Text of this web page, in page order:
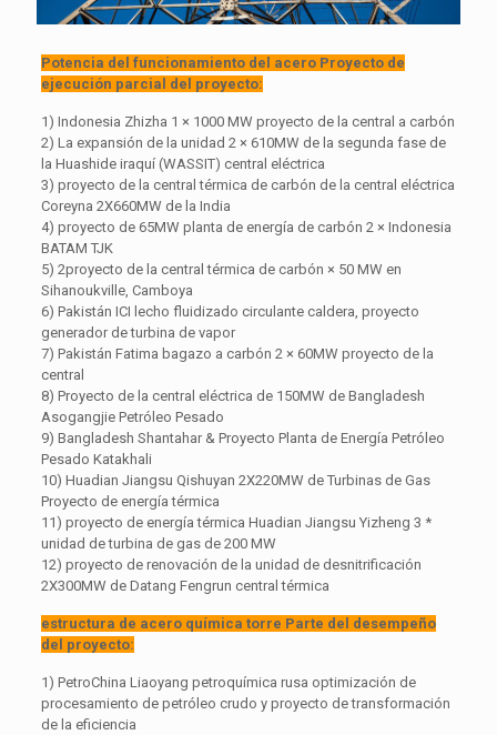
Potencia del funcionamiento del acero Proyecto de
ejecución parcial del proyecto:
1) Indonesia Zhizha 1 × 1000 MW proyecto de la central a carbón
2) La expansión de la unidad 2 × 610MW de la segunda fase de
la Huashide iraquí (WASSIT) central eléctrica
3) proyecto de la central térmica de carbón de la central eléctrica
Coreyna 2X660MW de la India
4) proyecto de 65MW planta de energía de carbón 2 × Indonesia
BATAM TJK
5) 2proyecto de la central térmica de carbón × 50 MW en
Sihanoukville, Camboya
6) Pakistán ICI lecho fluidizado circulante caldera, proyecto
generador de turbina de vapor
7) Pakistán Fatima bagazo a carbón 2 × 60MW proyecto de la
central
8) Proyecto de la central eléctrica de 150MW de Bangladesh
Asogangjie Petróleo Pesado
9) Bangladesh Shantahar & Proyecto Planta de Energía Petróleo
Pesado Katakhali
10) Huadian Jiangsu Qishuyan 2X220MW de Turbinas de Gas
Proyecto de energía térmica
11) proyecto de energía térmica Huadian Jiangsu Yizheng 3 *
unidad de turbina de gas de 200 MW
12) proyecto de renovación de la unidad de desnitrificación
2X300MW de Datang Fengrun central térmica
estructura de acero química torre Parte del desempeño
del proyecto:
1) PetroChina Liaoyang petroquímica rusa optimización de
procesamiento de petróleo crudo y proyecto de transformación
de la eficiencia